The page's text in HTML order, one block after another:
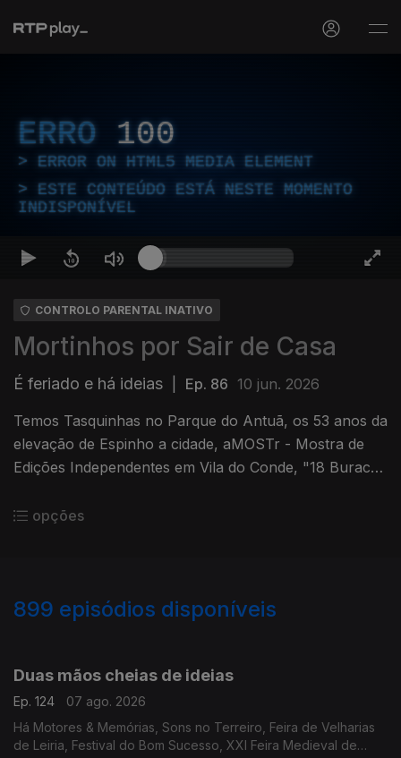
ERRO 100
ERROR ON HTML5 MEDIA ELEMENT
ESTE CONTEÚDO ESTÁ NESTE MOMENTO
INDISPONÍVEL
CONTROLO PARENTAL INATIVO
Mortinhos por Sair de Casa
É feriado e há ideias Ep. 86 10 jun. 2026
Temos Tasquinhas no Parque do Antuã, os 53 anos da
elevação de Espinho a cidade, aMOSTr - Mostra de
Edições Independentes em Vila do Conde, "18 Buracos
opções
899 episódios disponíveis
Duas mãos cheias de ideias
Ep. 124
07 ago. 2026
Há Motores & Memórias, Sons no Terreiro, Feira de Velharias
de Leiria, Festival do Bom Sucesso, XXI Feira Medieval de